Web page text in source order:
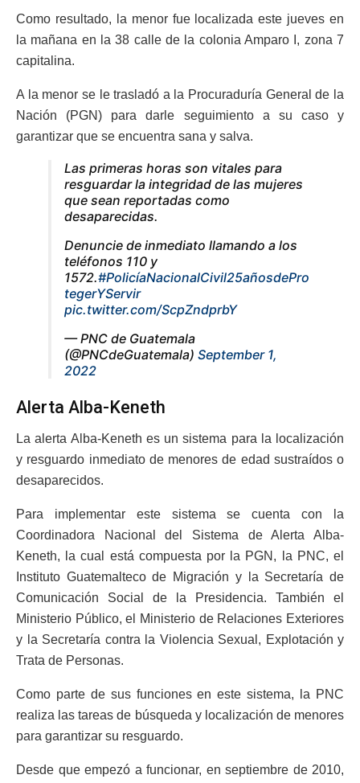
Como resultado, la menor fue localizada este jueves en
la mañana en la 38 calle de la colonia Amparo I, zona 7
capitalina.
A la menor se le trasladó a la Procuraduría General de la
Nación (PGN) para darle seguimiento a su caso y
garantizar que se encuentra sana y salva.
Las primeras horas son vitales para
resguardar la integridad de las mujeres
que sean reportadas como
desaparecidas.
Denuncie de inmediato llamando a los
teléfonos 110 y
1572.#PolicíaNacionalCivil25añosdePro
tegerYServir
pic.twitter.com/ScpZndprbY
— PNC de Guatemala
(@PNCdeGuatemala) September 1,
2022
Alerta Alba-Keneth
La alerta Alba-Keneth es un sistema para la localización
y resguardo inmediato de menores de edad sustraídos o
desaparecidos.
Para implementar este sistema se cuenta con la
Coordinadora Nacional del Sistema de Alerta Alba-
Keneth, la cual está compuesta por la PGN, la PNC, el
Instituto Guatemalteco de Migración y la Secretaría de
Comunicación Social de la Presidencia. También el
Ministerio Público, el Ministerio de Relaciones Exteriores
y la Secretaría contra la Violencia Sexual, Explotación y
Trata de Personas.
Como parte de sus funciones en este sistema, la PNC
realiza las tareas de búsqueda y localización de menores
para garantizar su resguardo.
Desde que empezó a funcionar, en septiembre de 2010,